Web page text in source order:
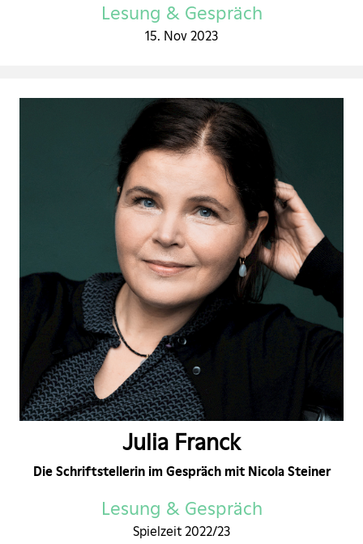
Lesung & Gespräch
15. Nov 2023
Julia Franck
Die Schriftstellerin im Gespräch mit Nicola Steiner
Lesung & Gespräch
Spielzeit 2022/23